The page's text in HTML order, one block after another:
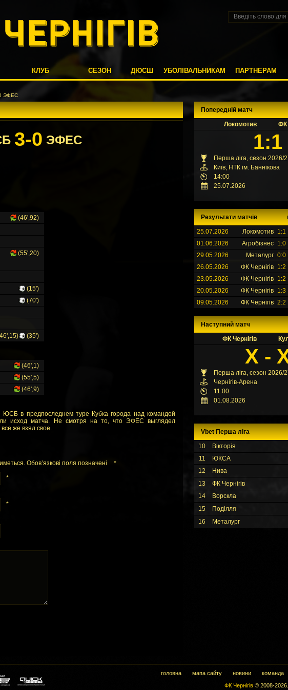
КЛУБ СЕЗОН ДЮСШ УБОЛІВАЛЬНИКАМ ПАРТНЕРАМ
ЭФЕС
3-0 ЭФЕС
(46',92)
(55',20)
(15')
(70')
(35')
(46',1)
(55',5)
(46',9)
ЮСБ в предпоследнем туре Кубка города над командой
исход матча. Не смотря на то, что ЭФЕС выглядел
же взял свое.
Обов’язкові поля позначені *
*
*
Попередній матч
Локомотив
ФК
1:1
Перша ліга, сезон 2026/
Київ, НТК ім. Баннікова
14:00
25.07.2026
Результати матчів
25.07.2026
Локомотив 1:1
01.06.2026
Агробізнес 1:0
29.05.2026
Металург 0:0
26.05.2026
ФК Чернігів 1:2
23.05.2026
ФК Чернігів 1:2
20.05.2026
ФК Чернігів 1:3
09.05.2026
ФК Чернігів 2:2
Наступний матч
ФК Чернігів
X -
Перша ліга, сезон 2026/
Чернігів-Арена
11:00
01.08.2026
Vbet Перша ліга
10
Вікторія
11
ЮКСА
12
Нива
13
ФК Чернігів
14
Ворскла
15
Поділля
16
Металург
головна мапа сайту новини команда
ФК Чернігів © 2008-2026.